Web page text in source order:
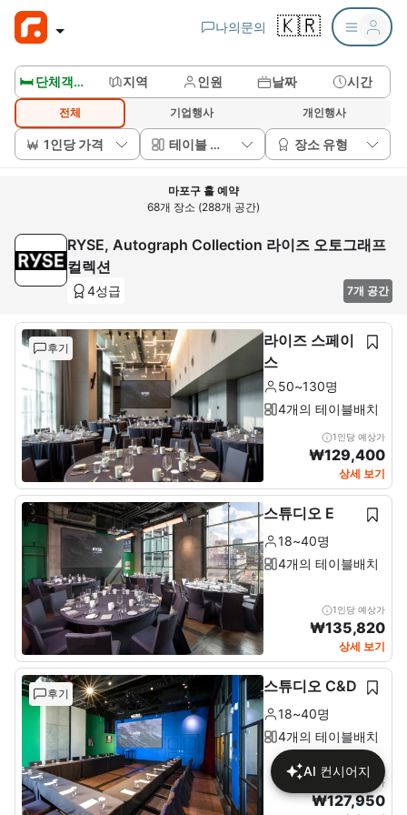
나의문의 🇰🇷
🛏️ 단체객실보기 지역 인원 날짜 시간
전체 기업행사 개인행사
1인당 가격 테이블 배치 장소 유형
마포구 홀 예약
68개 장소 (288개 공간)
RYSE, Autograph Collection 라이즈 오토그래프
컬렉션
4성급 7개 공간
후기
라이즈 스페이
스
50~130명
4개의 테이블배치
1인당 예상가
₩129,400
상세 보기
스튜디오 E
18~40명
4개의 테이블배치
1인당 예상가
₩135,820
상세 보기
후기 스튜디오 C&D
18~40명
4개의 테이블배치
1인당 예상가
₩127,950
AI 컨시어지